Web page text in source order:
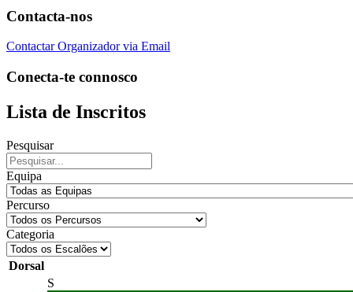
Contacta-nos
Contactar Organizador via Email
Conecta-te connosco
Lista de Inscritos
Pesquisar
Equipa
Percurso
Categoria
Dorsal
S